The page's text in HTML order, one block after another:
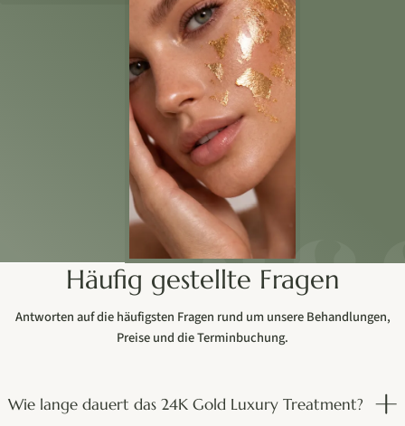
Häufig gestellte Fragen
Antworten auf die häufigsten Fragen rund um unsere Behandlungen,
Preise und die Terminbuchung.
Wie lange dauert das 24K Gold Luxury Treatment?